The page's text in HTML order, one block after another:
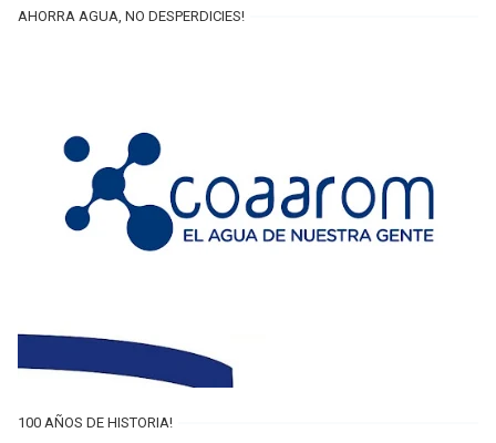
AHORRA AGUA, NO DESPERDICIES!
100 AÑOS DE HISTORIA!